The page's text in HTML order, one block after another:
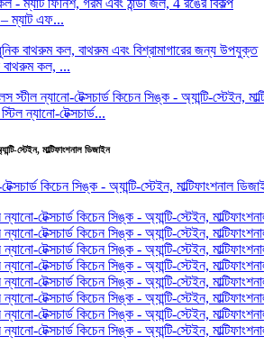
– ম্যাট এফ...
বাথরুম কল, ...
ন্যানো-টেক্সচার্ড...
স্টেইন, মাল্টিফাংশনাল ডিজাইন